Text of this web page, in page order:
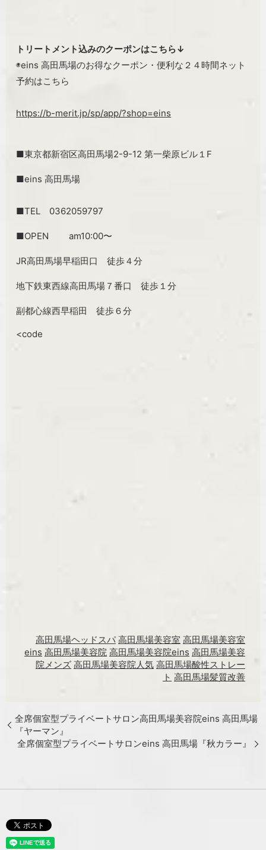
トリートメント込みのクーポンはこちら↓
◉eins 高田馬場のお得なクーポン・便利な２４時間ネット
予約はこちら
https://b-merit.jp/sp/app/?shop=eins
■東京都新宿区高田馬場2-9-12 第一柴原ビル１F
■eins 高田馬場
■TEL 0362059797
■OPEN am10:00〜
JR高田馬場早稲田口 徒歩４分
地下鉄東西線高田馬場７番口 徒歩１分
副都心線西早稲田 徒歩６分
<code
高田馬場ヘッドスパ 高田馬場美容室 高田馬場美容室
eins 高田馬場美容院 高田馬場美容院eins 高田馬場美容
院メンズ 高田馬場美容院人気 高田馬場酸性ストレー
ト 高田馬場髪質改善
全席個室型プライベートサロン高田馬場美容院eins 高田馬場
『ヤーマン』
全席個室型プライベートサロンeins 高田馬場『秋カラー』